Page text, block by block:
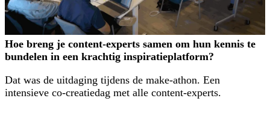
Hoe breng je content-experts samen om hun kennis te
bundelen in een krachtig inspiratieplatform?
Dat was de uitdaging tijdens de make-athon. Een
intensieve co-creatiedag met alle content-experts.